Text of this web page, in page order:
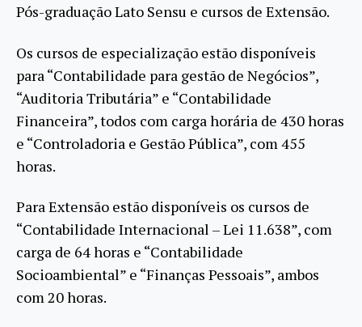
Pós-graduação Lato Sensu e cursos de Extensão.
Os cursos de especialização estão disponíveis
para “Contabilidade para gestão de Negócios”,
“Auditoria Tributária” e “Contabilidade
Financeira”, todos com carga horária de 430 horas
e “Controladoria e Gestão Pública”, com 455
horas.
Para Extensão estão disponíveis os cursos de
“Contabilidade Internacional – Lei 11.638”, com
carga de 64 horas e “Contabilidade
Socioambiental” e “Finanças Pessoais”, ambos
com 20 horas.